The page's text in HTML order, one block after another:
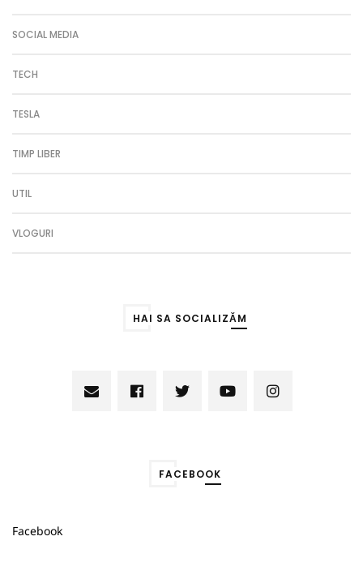
SOCIAL MEDIA
TECH
TESLA
TIMP LIBER
UTIL
VLOGURI
HAI SA SOCIALIZĂM
FACEBOOK
Facebook